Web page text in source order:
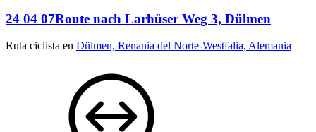
24 04 07Route nach Larhüser Weg 3, Dülmen
Ruta ciclista en Dülmen, Renania del Norte-Westfalia, Alemania